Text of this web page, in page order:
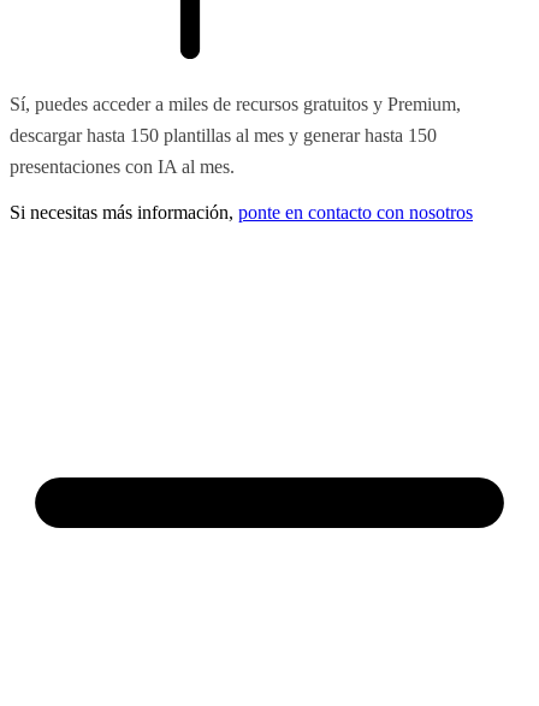
Sí, puedes acceder a miles de recursos gratuitos y Premium,
descargar hasta 150 plantillas al mes y generar hasta 150
presentaciones con IA al mes.
Si necesitas más información, ponte en contacto con nosotros